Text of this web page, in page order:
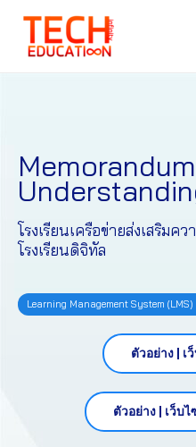
โรงเรียนเครือข่ายส่งเสริมค
โรงเรียนดิจิทัล
Learning Management System (LMS)
ตัวอย่าง | เ
ตัวอย่าง | เว็บ